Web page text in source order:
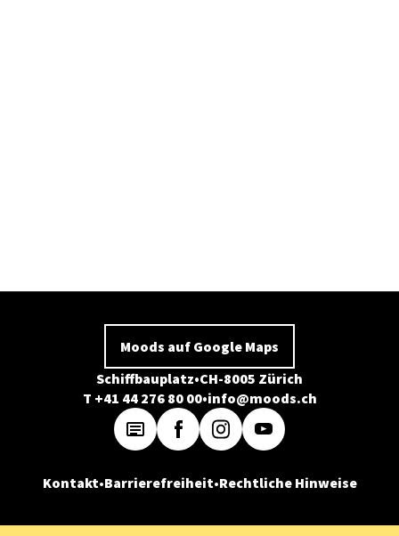
Moods auf Google Maps
Schiffbauplatz CH-8005 Zürich
T +41 44 276 80 00 info@moods.ch
Kontakt Barrierefreiheit Rechtliche Hinweise